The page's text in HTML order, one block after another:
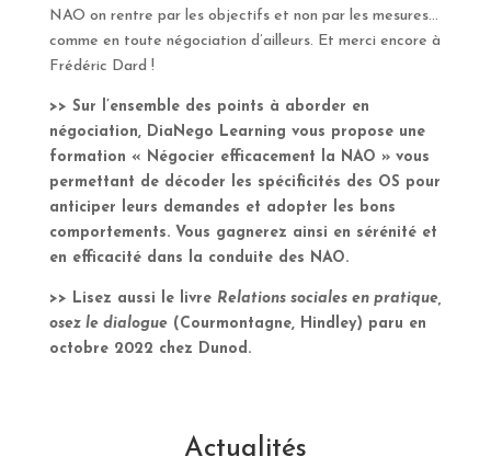
NAO on rentre par les objectifs et non par les mesures…
comme en toute négociation d’ailleurs. Et merci encore à
Frédéric Dard !
>> Sur l’ensemble des points à aborder en
négociation, DiaNego Learning vous propose une
formation « Négocier efficacement la NAO » vous
permettant de décoder les spécificités des OS pour
anticiper leurs demandes et adopter les bons
comportements. Vous gagnerez ainsi en sérénité et
en efficacité dans la conduite des NAO.
>> Lisez aussi le livre Relations sociales en pratique,
osez le dialogue(Courmontagne, Hindley) paru en
octobre 2022 chez Dunod.
Actualités